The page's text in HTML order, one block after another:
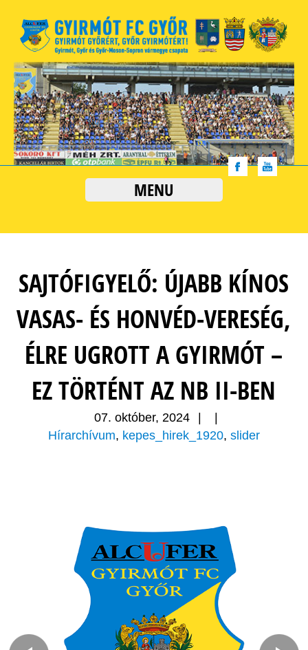
MENU
SAJTÓFIGYELŐ: ÚJABB KÍNOS
VASAS- ÉS HONVÉD-VERESÉG,
ÉLRE UGROTT A GYIRMÓT –
EZ TÖRTÉNT AZ NB II-BEN
07. október, 2024
Hírarchívum, kepes_hirek_1920, slider